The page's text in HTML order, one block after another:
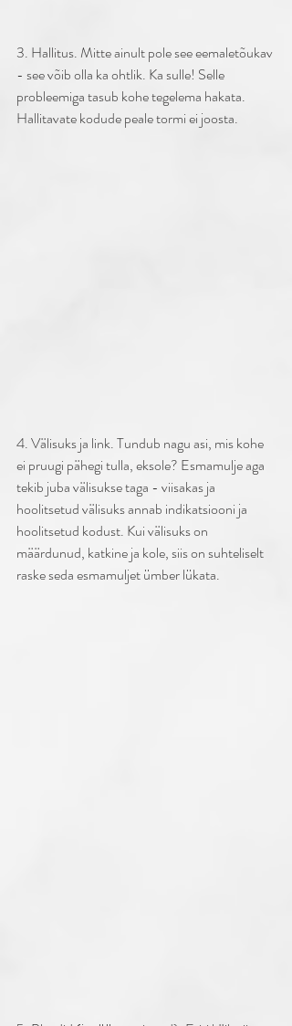
3. Hallitus. Mitte ainult pole see eemaletõukav
- see võib olla ka ohtlik. Ka sulle! Selle
probleemiga tasub kohe tegelema hakata.
Hallitavate kodude peale tormi ei joosta.
4. Välisuks ja link. Tundub nagu asi, mis kohe
ei pruugi pähegi tulla, eksole? Esmamulje aga
tekib juba välisukse taga - viisakas ja
hoolitsetud välisuks annab indikatsiooni ja
hoolitsetud kodust. Kui välisuks on
määrdunud, katkine ja kole, siis on suhteliselt
raske seda esmamuljet ümber lükata.